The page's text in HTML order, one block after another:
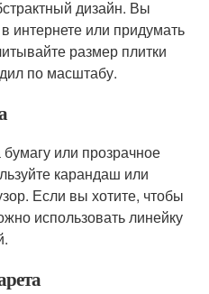
дизайн. Вы
интернете или придумать
размер плитки
по масштабу.
или прозрачное
карандаш или
Если вы хотите, чтобы
использовать линейку